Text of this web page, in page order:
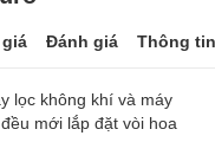
Đánh giá Thông
lọc không khí và máy
mới lắp đặt vòi hoa